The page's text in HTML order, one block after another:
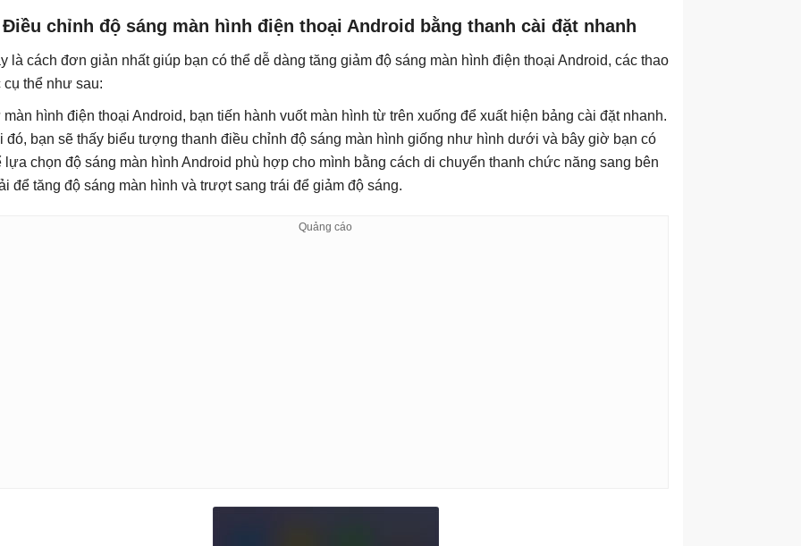
Điều chỉnh độ sáng màn hình điện thoại Android bằng thanh cài đặt nhanh
là cách đơn giản nhất giúp bạn có thể dễ dàng tăng giảm độ sáng màn hình điện thoại Android, các thao
cụ thể như sau:
màn hình điện thoại Android, bạn tiến hành vuốt màn hình từ trên xuống để xuất hiện bảng cài đặt nhanh.
đó, bạn sẽ thấy biểu tượng thanh điều chỉnh độ sáng màn hình giống như hình dưới và bây giờ bạn có
lựa chọn độ sáng màn hình Android phù hợp cho mình bằng cách di chuyển thanh chức năng sang bên
để tăng độ sáng màn hình và trượt sang trái để giảm độ sáng.